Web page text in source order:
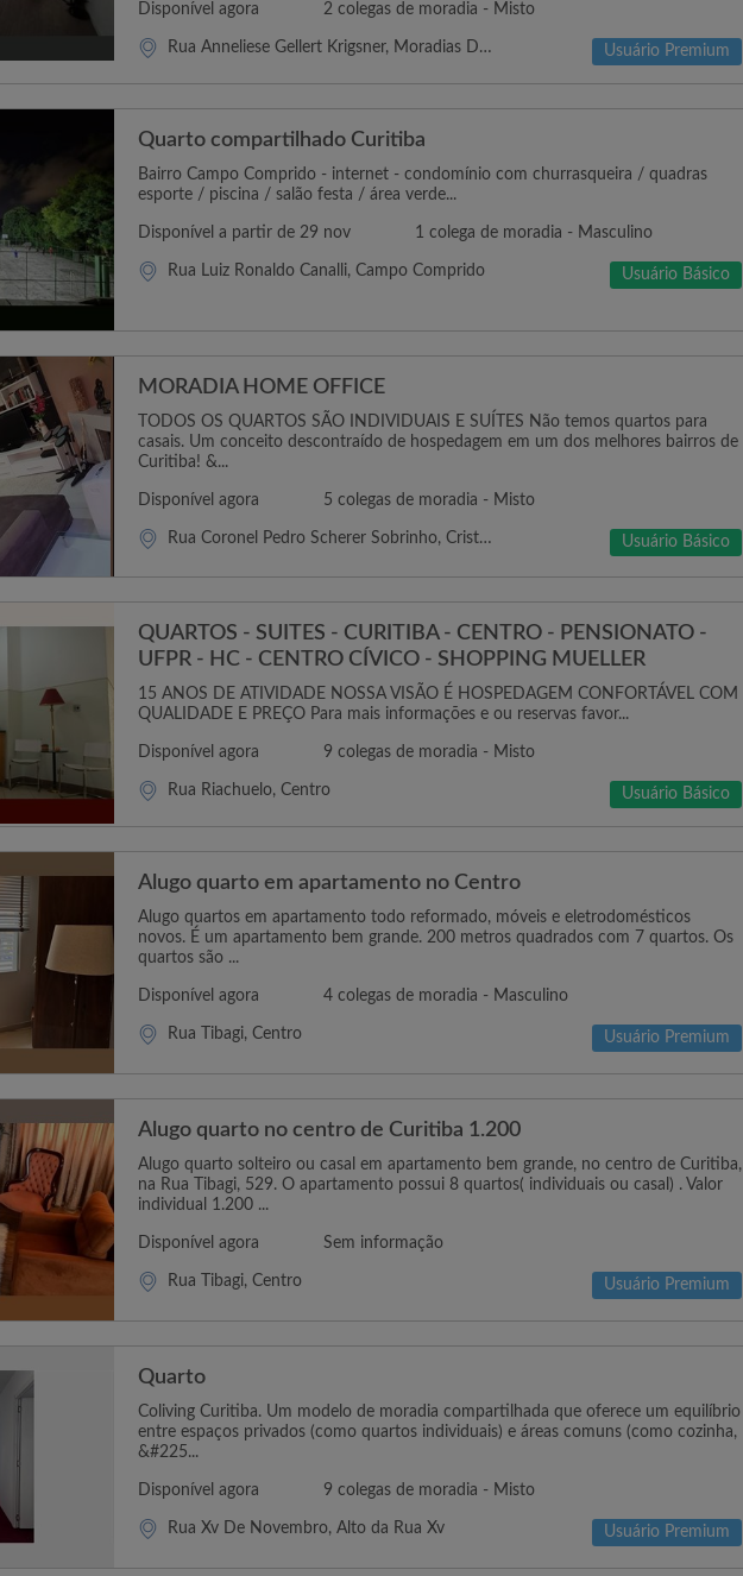
Disponível agora 2 colegas de moradia - Misto
Rua Anneliese Gellert Krigsner, Moradias Do Arvoredo Ii Usuário Premium
Quarto compartilhado Curitiba
Bairro Campo Comprido - internet - condomínio com churrasqueira / quadras
esporte / piscina / salão festa / área verde...
Disponível a partir de 29 nov 1 colega de moradia - Masculino
Rua Luiz Ronaldo Canalli, Campo Comprido Usuário Básico
MORADIA HOME OFFICE
TODOS OS QUARTOS SÃO INDIVIDUAIS E SUÍTES Não temos quartos para
casais. Um conceito descontraído de hospedagem em um dos melhores bairros de
Curitiba! &...
Disponível agora 5 colegas de moradia - Misto
Rua Coronel Pedro Scherer Sobrinho, Cristo Rei Usuário Básico
QUARTOS - SUITES - CURITIBA - CENTRO - PENSIONATO -
UFPR - HC - CENTRO CÍVICO - SHOPPING MUELLER
15 ANOS DE ATIVIDADE NOSSA VISÃO É HOSPEDAGEM CONFORTÁVEL COM
QUALIDADE E PREÇO Para mais informações e ou reservas favor...
Disponível agora 9 colegas de moradia - Misto
Rua Riachuelo, Centro Usuário Básico
Alugo quarto em apartamento no Centro
Alugo quartos em apartamento todo reformado, móveis e eletrodomésticos
novos. É um apartamento bem grande. 200 metros quadrados com 7 quartos. Os
quartos são ...
Disponível agora 4 colegas de moradia - Masculino
Rua Tibagi, Centro Usuário Premium
Alugo quarto no centro de Curitiba 1.200
Alugo quarto solteiro ou casal em apartamento bem grande, no centro de Curitiba,
na Rua Tibagi, 529. O apartamento possui 8 quartos( individuais ou casal) . Valor
individual 1.200 ...
Disponível agora Sem informação
Rua Tibagi, Centro Usuário Premium
Quarto
Coliving Curitiba. Um modelo de moradia compartilhada que oferece um equilíbrio
entre espaços privados (como quartos individuais) e áreas comuns (como cozinha,
&#225...
Disponível agora 9 colegas de moradia - Misto
Rua Xv De Novembro, Alto da Rua Xv Usuário Premium